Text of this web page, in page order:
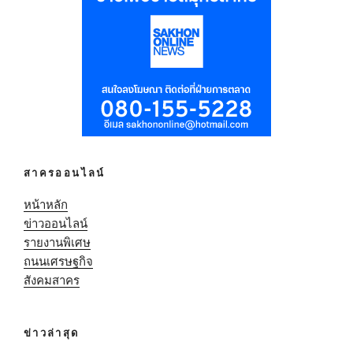
สาครออนไลน์
หน้าหลัก
ข่าวออนไลน์
รายงานพิเศษ
ถนนเศรษฐกิจ
สังคมสาคร
ข่าวล่าสุด